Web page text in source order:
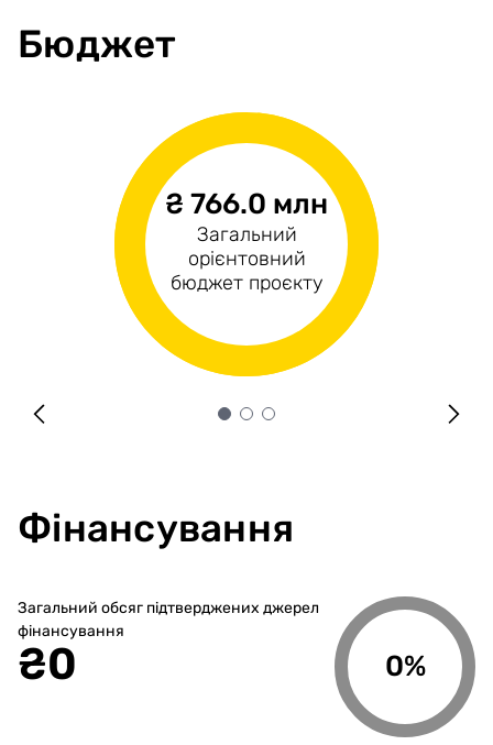
Бюджет
₴ 766.0 млн
Загальний
орієнтовний
бюджет проєкту
н/д
Капітальні витрати
₴766.0 млн
Операційні
витрати
Фінансування
Загальний обсяг підтверджених джерел
фінансування
₴0 0%